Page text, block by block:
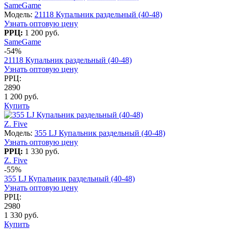
SameGame
Модель: 21118 Купальник раздельный (40-48)
Узнать оптовую цену
РРЦ: 1 200 руб.
SameGame
-54%
21118 Купальник раздельный (40-48)
Узнать оптовую цену
РРЦ:
2890
1 200 руб.
Купить
Z. Five
Модель: 355 LJ Купальник раздельный (40-48)
Узнать оптовую цену
РРЦ: 1 330 руб.
Z. Five
-55%
355 LJ Купальник раздельный (40-48)
Узнать оптовую цену
РРЦ:
2980
1 330 руб.
Купить